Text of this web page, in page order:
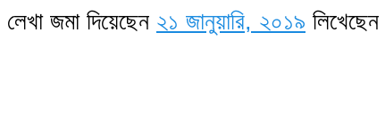
লেখা জমা দিয়েছেন ২১ জানুয়ারি, ২০১৯ লিখেছেন